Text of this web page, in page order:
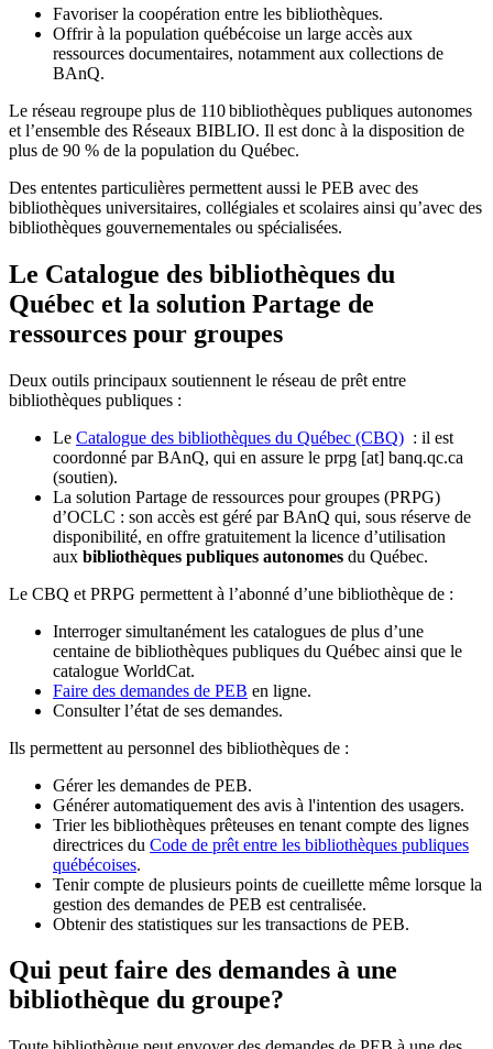
Favoriser la coopération entre les bibliothèques.
Offrir à la population québécoise un large accès aux
ressources documentaires, notamment aux collections de
BAnQ.
Le réseau regroupe plus de 110bibliothèques publiques autonomes
et l’ensemble des Réseaux BIBLIO. Il est donc à la disposition de
plus de 90 % de la population du Québec.
Des ententes particulières permettent aussi le PEB avec des
bibliothèques universitaires, collégiales et scolaires ainsi qu’avec des
bibliothèques gouvernementales ou spécialisées.
Le Catalogue des bibliothèques du
Québec et la solution Partage de
ressources pour groupes
Deux outils principaux soutiennent le réseau de prêt entre
bibliothèques publiques :
Le Catalogue des bibliothèques du Québec (CBQ) : il est
coordonné par BAnQ, qui en assure le prpg [at] banq.qc.ca
(soutien).
La solution Partage de ressources pour groupes (PRPG)
d’OCLC : son accès est géré par BAnQ qui, sous réserve de
disponibilité, en offre gratuitement la licence d’utilisation
aux bibliothèques publiques autonomes du Québec.
Le CBQ et PRPG permettent à l’abonné d’une bibliothèque de :
Interroger simultanément les catalogues de plus d’une
centaine de bibliothèques publiques du Québec ainsi que le
catalogue WorldCat.
Faire des demandes de PEB en ligne.
Consulter l’état de ses demandes.
Ils permettent au personnel des bibliothèques de :
Gérer les demandes de PEB.
Générer automatiquement des avis à l'intention des usagers.
Trier les bibliothèques prêteuses en tenant compte des lignes
directrices du Code de prêt entre les bibliothèques publiques
québécoises.
Tenir compte de plusieurs points de cueillette même lorsque la
gestion des demandes de PEB est centralisée.
Obtenir des statistiques sur les transactions de PEB.
Qui peut faire des demandes à une
bibliothèque du groupe?